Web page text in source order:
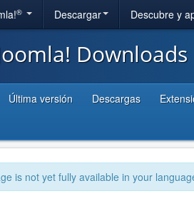
® Descargar Descubre y
Downloads
Última versión Descargas
is not yet fully available in your